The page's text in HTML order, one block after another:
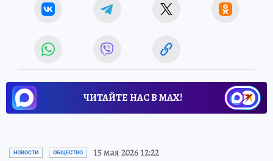
ЧИТАЙТЕ НАС В МАХ!
НОВОСТИ ОБЩЕСТВО 15 мая 2026 12:22